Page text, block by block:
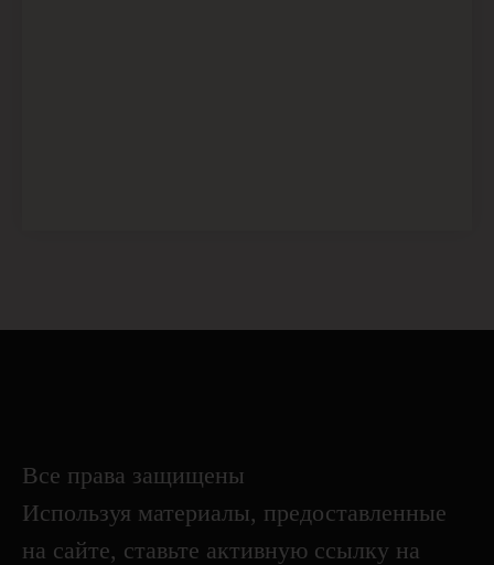
Все права защищены
Используя материалы, предоставленные
на сайте, ставьте активную ссылку на